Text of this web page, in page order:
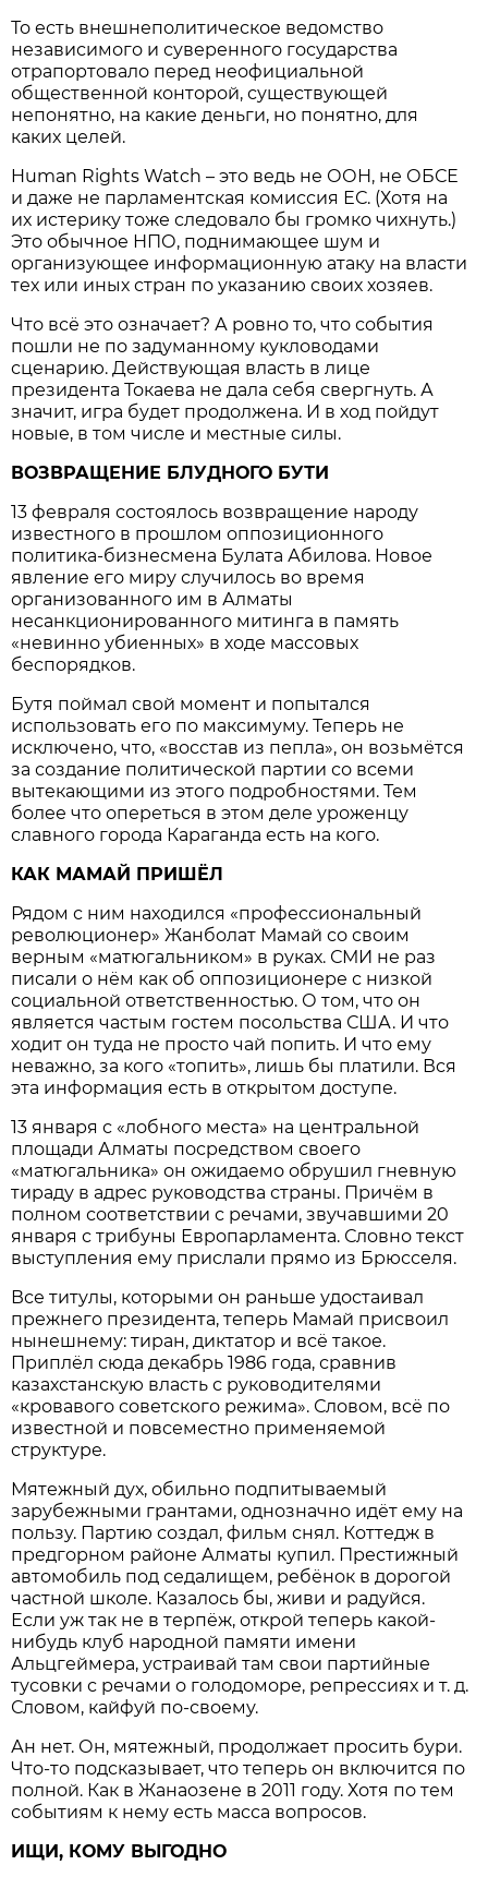
То есть внешнеполитическое ведомство
независимого и суверенного государства
отрапортовало перед неофициальной
общественной конторой, существующей
непонятно, на какие деньги, но понятно, для
каких целей.
Human Rights Watch – это ведь не ООН, не ОБСЕ
и даже не парламентская комиссия ЕС. (Хотя на
их истерику тоже следовало бы громко чихнуть.)
Это обычное НПО, поднимающее шум и
организующее информационную атаку на власти
тех или иных стран по указанию своих хозяев.
Что всё это означает? А ровно то, что события
пошли не по задуманному кукловодами
сценарию. Действующая власть в лице
президента Токаева не дала себя свергнуть. А
значит, игра будет продолжена. И в ход пойдут
новые, в том числе и местные силы.
ВОЗВРАЩЕНИЕ БЛУДНОГО БУТИ
13 февраля состоялось возвращение народу
известного в прошлом оппозиционного
политика-бизнесмена Булата Абилова. Новое
явление его миру случилось во время
организованного им в Алматы
несанкционированного митинга в память
«невинно убиенных» в ходе массовых
беспорядков.
Бутя поймал свой момент и попытался
использовать его по максимуму. Теперь не
исключено, что, «восстав из пепла», он возьмётся
за создание политической партии со всеми
вытекающими из этого подробностями. Тем
более что опереться в этом деле уроженцу
славного города Караганда есть на кого.
КАК МАМАЙ ПРИШЁЛ
Рядом с ним находился «профессиональный
революционер» Жанболат Мамай со своим
верным «матюгальником» в руках. СМИ не раз
писали о нём как об оппозиционере с низкой
социальной ответственностью. О том, что он
является частым гостем посольства США. И что
ходит он туда не просто чай попить. И что ему
неважно, за кого «топить», лишь бы платили. Вся
эта информация есть в открытом доступе.
13 января с «лобного места» на центральной
площади Алматы посредством своего
«матюгальника» он ожидаемо обрушил гневную
тираду в адрес руководства страны. Причём в
полном соответствии с речами, звучавшими 20
января с трибуны Европарламента. Словно текст
выступления ему прислали прямо из Брюсселя.
Все титулы, которыми он раньше удостаивал
прежнего президента, теперь Мамай присвоил
нынешнему: тиран, диктатор и всё такое.
Приплёл сюда декабрь 1986 года, сравнив
казахстанскую власть с руководителями
«кровавого советского режима». Словом, всё по
известной и повсеместно применяемой
структуре.
Мятежный дух, обильно подпитываемый
зарубежными грантами, однозначно идёт ему на
пользу. Партию создал, фильм снял. Коттедж в
предгорном районе Алматы купил. Престижный
автомобиль под седалищем, ребёнок в дорогой
частной школе. Казалось бы, живи и радуйся.
Если уж так не в терпёж, открой теперь какой-
нибудь клуб народной памяти имени
Альцгеймера, устраивай там свои партийные
тусовки с речами о голодоморе, репрессиях и т. д.
Словом, кайфуй по-своему.
Ан нет. Он, мятежный, продолжает просить бури.
Что-то подсказывает, что теперь он включится по
полной. Как в Жанаозене в 2011 году. Хотя по тем
событиям к нему есть масса вопросов.
ИЩИ, КОМУ ВЫГОДНО